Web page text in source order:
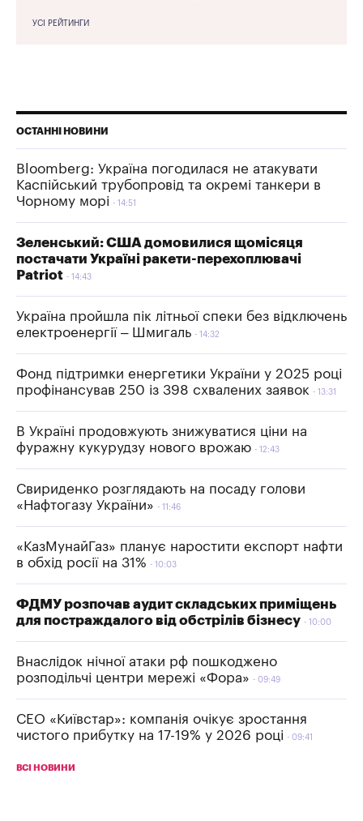
УСІ РЕЙТИНГИ
ОСТАННІ НОВИНИ
Bloomberg: Україна погодилася не атакувати
Каспійський трубопровід та окремі танкери в
Чорному морі
14:51
Зеленський: США домовилися щомісяця
постачати Україні ракети-перехоплювачі
Patriot
14:43
Україна пройшла пік літньої спеки без відключень
електроенергії – Шмигаль
14:32
Фонд підтримки енергетики України у 2025 році
профінансував 250 із 398 схвалених заявок
13:31
В Україні продовжують знижуватися ціни на
фуражну кукурудзу нового врожаю
12:43
Свириденко розглядають на посаду голови
«Нафтогазу України»
11:46
«КазМунайГаз» планує наростити експорт нафти
в обхід росії на 31%
10:03
ФДМУ розпочав аудит складських приміщень
для постраждалого від обстрілів бізнесу
10:00
Внаслідок нічної атаки рф пошкоджено
розподільчі центри мережі «Фора»
09:49
СЕО «Київстар»: компанія очікує зростання
чистого прибутку на 17-19% у 2026 році
09:41
ВСІ НОВИНИ